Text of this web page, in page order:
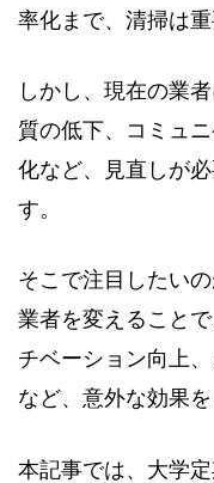
率化まで、清掃は
しかし、現在の業
質の低下、コミュ
化など、見直しが
す。
そこで注目したい
業者を変えること
チベーション向上
など、意外な効果を
本記事では、大学